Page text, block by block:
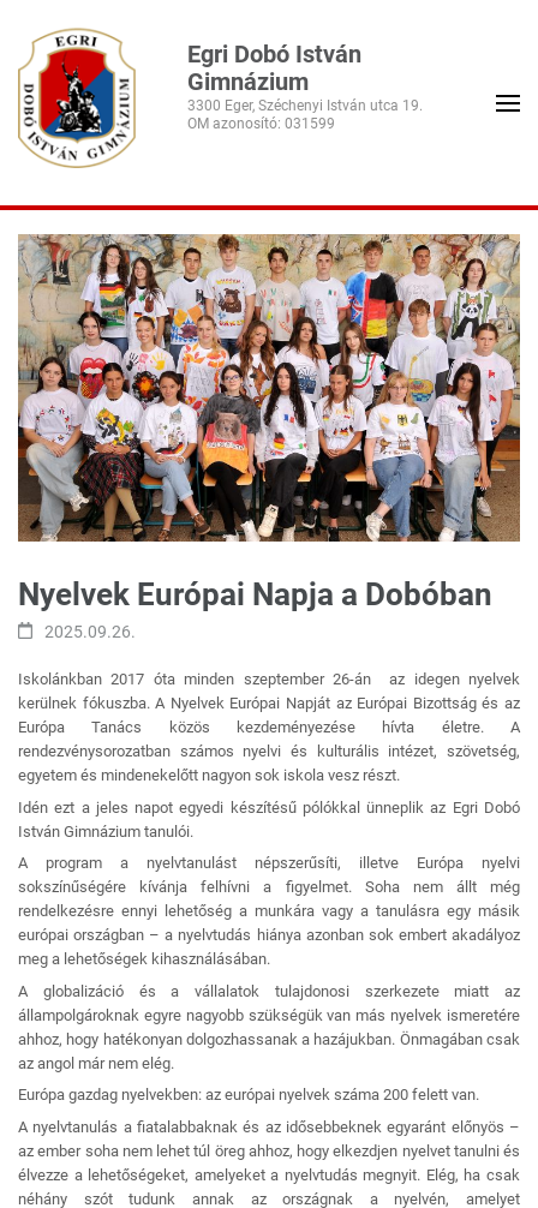
Egri Dobó István
Gimnázium
3300 Eger, Széchenyi István utca 19.
Nyelvek Európai Napja a Dobóban
2025.09.26.
Iskolánkban 2017 óta minden szeptember 26-án az idegen nyelvek
kerülnek fókuszba. A Nyelvek Európai Napját az Európai Bizottság és az
Európa Tanács közös kezdeményezése hívta életre. A
rendezvénysorozatban számos nyelvi és kulturális intézet, szövetség,
egyetem és mindenekelőtt nagyon sok iskola vesz részt.
Idén ezt a jeles napot egyedi készítésű pólókkal ünneplik az Egri Dobó
István Gimnázium tanulói.
A program a nyelvtanulást népszerűsíti, illetve Európa nyelvi
sokszínűségére kívánja felhívni a figyelmet. Soha nem állt még
rendelkezésre ennyi lehetőség a munkára vagy a tanulásra egy másik
európai országban – a nyelvtudás hiánya azonban sok embert akadályoz
meg a lehetőségek kihasználásában.
A globalizáció és a vállalatok tulajdonosi szerkezete miatt az
állampolgároknak egyre nagyobb szükségük van más nyelvek ismeretére
ahhoz, hogy hatékonyan dolgozhassanak a hazájukban. Önmagában csak
az angol már nem elég.
Európa gazdag nyelvekben: az európai nyelvek száma 200 felett van.
A nyelvtanulás a fiatalabbaknak és az idősebbeknek egyaránt előnyös –
az ember soha nem lehet túl öreg ahhoz, hogy elkezdjen nyelvet tanulni és
élvezze a lehetőségeket, amelyeket a nyelvtudás megnyit. Elég, ha csak
néhány szót tudunk annak az országnak a nyelvén, amelyet